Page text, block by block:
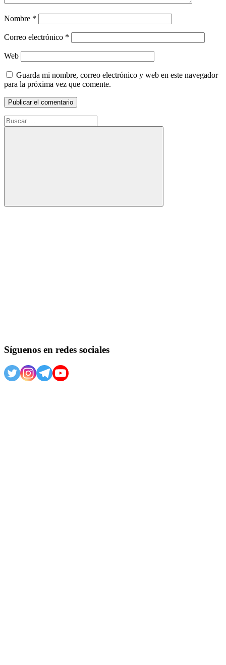
Nombre *
Correo electrónico *
Web
Guarda mi nombre, correo electrónico y web en este navegador
para la próxima vez que comente.
Buscar:
Buscar
Síguenos en redes sociales